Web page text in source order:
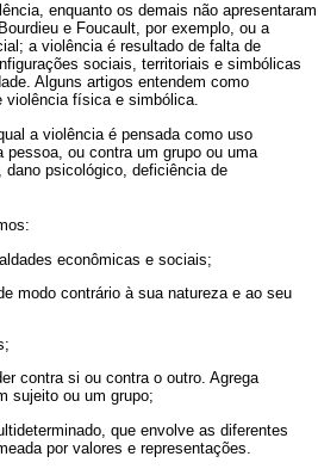
enquanto os demais não apresentaram
e Foucault, por exemplo, ou a
a violência é resultado de falta de
sociais, territoriais e simbólicas
Alguns artigos entendem como
violência física e simbólica.
a violência é pensada como uso
ou contra um grupo ou uma
dano psicológico, deficiência de
econômicas e sociais;
modo contrário à sua natureza e ao seu
contra si ou contra o outro. Agrega
sujeito ou um grupo;
que envolve as diferentes
por valores e representações.